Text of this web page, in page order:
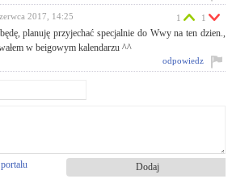
2017, 14:25
planuję przyjechać specjalnie do Wwy na ten dzien.,
w beigowym kalendarzu ^^
1 1
odpowiedz